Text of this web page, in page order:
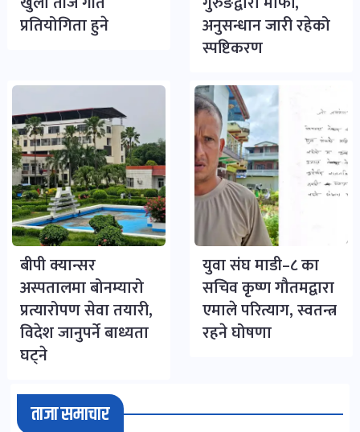
प्रतियोगिता हुने
अनुसन्धान जारी रहेको
स्पष्टिकरण
बीपी क्यान्सर
अस्पतालमा बोनम्यारो
प्रत्यारोपण सेवा तयारी,
विदेश जानुपर्ने बाध्यता
घट्ने
युवा संघ माडी–८ का
सचिव कृष्ण गौतमद्वारा
एमाले परित्याग, स्वतन्त्र
रहने घोषणा
ताजा समाचार